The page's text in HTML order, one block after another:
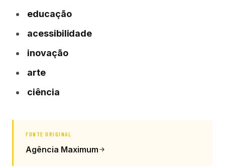
educação
acessibilidade
inovação
arte
ciência
FONTE ORIGINAL
Agência Maximum